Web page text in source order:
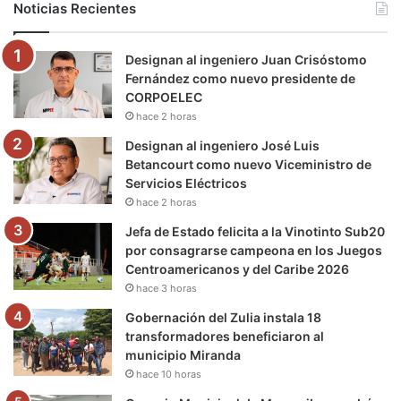
o
o
k
e
r
b
e
g
r
m
r
a
k
Noticias Recientes
Designan al ingeniero Juan Crisóstomo
Fernández como nuevo presidente de
CORPOELEC
hace 2 horas
Designan al ingeniero José Luis
Betancourt como nuevo Viceministro de
Servicios Eléctricos
hace 2 horas
Jefa de Estado felicita a la Vinotinto Sub20
por consagrarse campeona en los Juegos
Centroamericanos y del Caribe 2026
hace 3 horas
Gobernación del Zulia instala 18
transformadores beneficiaron al
municipio Miranda
hace 10 horas